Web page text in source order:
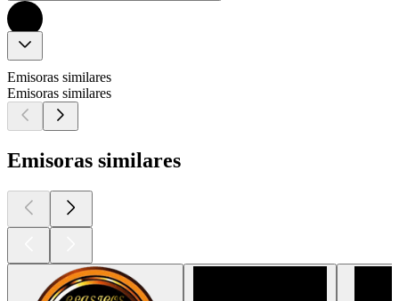
Emisoras similares
Emisoras similares
Emisoras similares